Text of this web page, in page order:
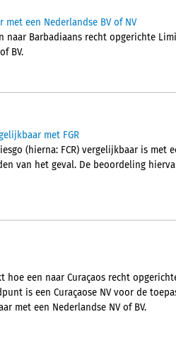
een Nederlandse BV of NV
Barbadiaans recht opgerichte
BV.
met FGR
(hierna: FCR) vergelijkbaar is met
van het geval. De beoordeling
een naar Curaçaos recht
is een Curaçaose NV voor de
met een Nederlandse NV of BV.